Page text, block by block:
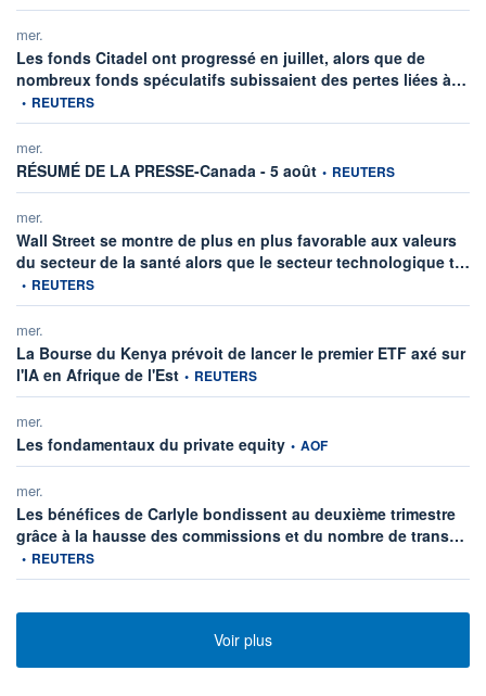
mer.
Les fonds Citadel ont progressé en juillet, alors que de
nombreux fonds spéculatifs subissaient des pertes liées à…
• REUTERS
mer.
RÉSUMÉ DE LA PRESSE-Canada - 5 aoûtinformation fournie par
• REUTERS
mer.
Wall Street se montre de plus en plus favorable aux valeurs
du secteur de la santé alors que le secteur technologique t…
• REUTERS
mer.
La Bourse du Kenya prévoit de lancer le premier ETF axé sur
l'IA en Afrique de l'Estinformation fournie par
• REUTERS
mer.
Les fondamentaux du private equityinformation fournie par
• AOF
mer.
Les bénéfices de Carlyle bondissent au deuxième trimestre
grâce à la hausse des commissions et du nombre de trans…
• REUTERS
Voir plus